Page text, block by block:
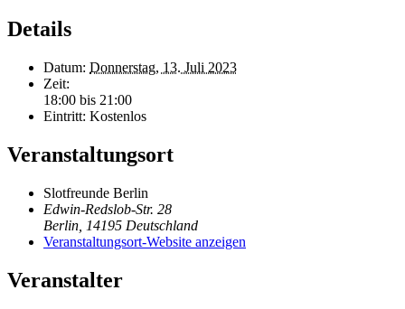
Details
Datum: Donnerstag, 13. Juli 2023
Zeit:
18:00 bis 21:00
Eintritt: Kostenlos
Veranstaltungsort
Slotfreunde Berlin
Edwin-Redslob-Str. 28
Berlin 14195 Deutschland
Veranstaltungsort-Website anzeigen
Veranstalter